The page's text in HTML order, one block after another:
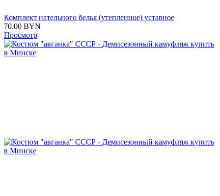
Комплект нательного белья (утепленное) уставное
70.00 BYN
Просмотр